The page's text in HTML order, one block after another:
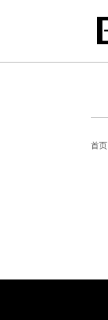
首页